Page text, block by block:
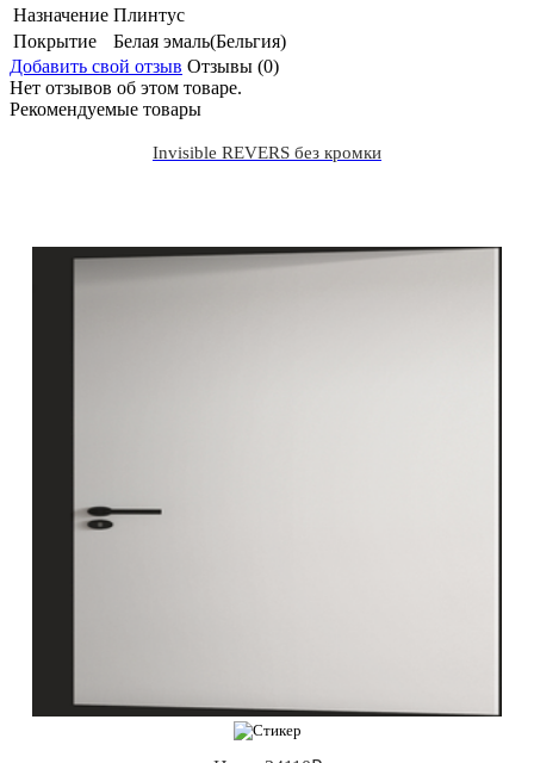
Назначение Плинтус
Покрытие
Белая эмаль(Бельгия)
Добавить свой отзыв Отзывы (0)
Нет отзывов об этом товаре.
Рекомендуемые товары
Invisible REVERS без кромки